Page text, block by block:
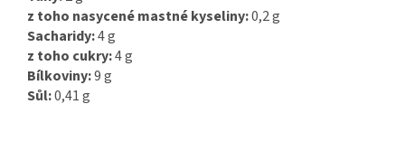
z toho nasycené mastné kyseliny:0,2g
Sacharidy:4g
z toho cukry:4g
Bílkoviny:9g
Sůl:0,41g